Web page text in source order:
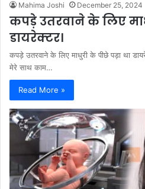
Mahima Joshi December 25, 2024
कपड़े उतरवाने के लिए
डायरेक्टर।
कपड़े उतरवाने के लिए माधुरी के पीछे पड़ा था
मेरे साथ काम…
Read More »